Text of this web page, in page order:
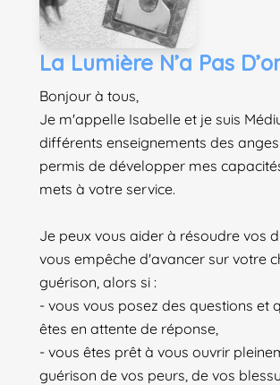
La Lumière N’a Pas
Bonjour à tous,
Je m'appelle Isabelle et je suis
différents enseignements des
permis de développer mes
mets à votre service.
Je peux vous aider à résoudre vos
vous empêche d'avancer sur votre
guérison, alors si :
- vous vous posez des questions et
êtes en attente de réponse,
- vous êtes prêt à vous ouvrir
guérison de vos peurs, de vos